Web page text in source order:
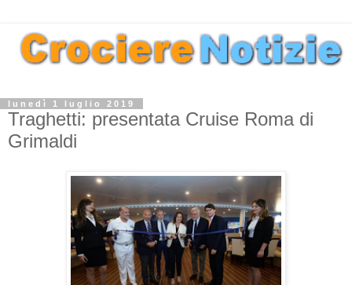
lunedì 1 luglio 2019
Traghetti: presentata Cruise Roma di
Grimaldi